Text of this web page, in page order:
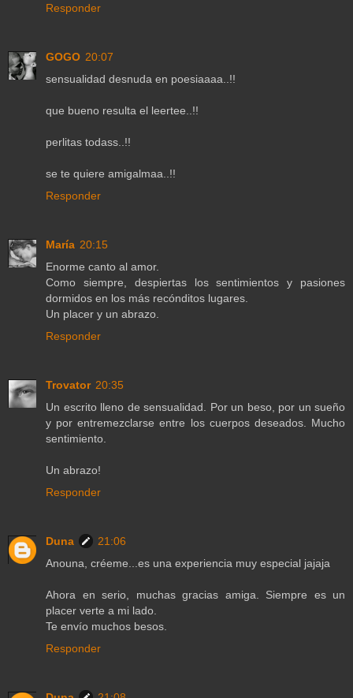
Responder
GOGO 20:07
sensualidad desnuda en poesiaaaa..!!
que bueno resulta el leertee..!!
perlitas todass..!!
se te quiere amigalmaa..!!
Responder
María 20:15
Enorme canto al amor.
Como siempre, despiertas los sentimientos y pasiones
dormidos en los más recónditos lugares.
Un placer y un abrazo.
Responder
Trovator 20:35
Un escrito lleno de sensualidad. Por un beso, por un sueño
y por entremezclarse entre los cuerpos deseados. Mucho
sentimiento.
Un abrazo!
Responder
Duna
21:06
Anouna, créeme...es una experiencia muy especial jajaja
Ahora en serio, muchas gracias amiga. Siempre es un
placer verte a mi lado.
Te envío muchos besos.
Responder